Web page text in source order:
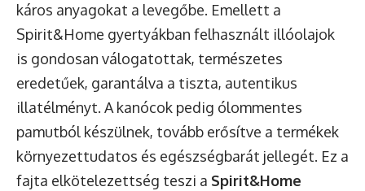
káros anyagokat a levegőbe. Emellett a
Spirit&Home gyertyákban felhasznált illóolajok
is gondosan válogatottak, természetes
eredetűek, garantálva a tiszta, autentikus
illatélményt. A kanócok pedig ólommentes
pamutból készülnek, tovább erősítve a termékek
környezettudatos és egészségbarát jellegét. Ez a
fajta elkötelezettség teszi a Spirit&Home